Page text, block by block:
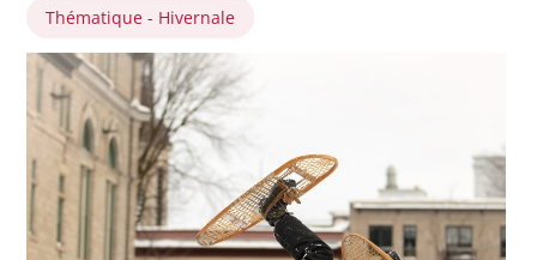
Thématique - Hivernale